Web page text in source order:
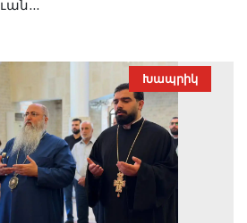
Խապրիկ